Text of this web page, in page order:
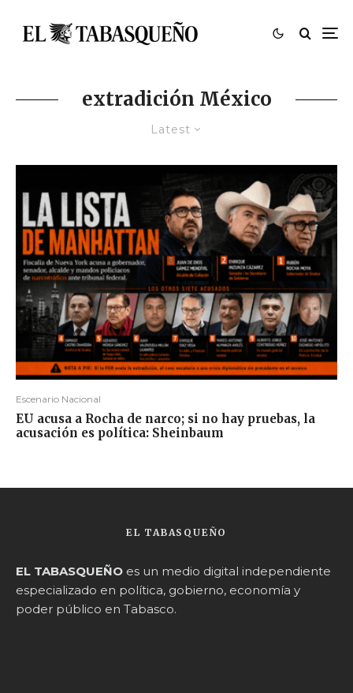
extradición México
Latest
Escenario Nacional
EU acusa a Rocha de narco; si no hay pruebas, la
acusación es política: Sheinbaum
EL TABASQUEÑO
EL TABASQUEÑO es un medio digital independiente
especializado en política, gobierno, economía y
poder público en Tabasco.